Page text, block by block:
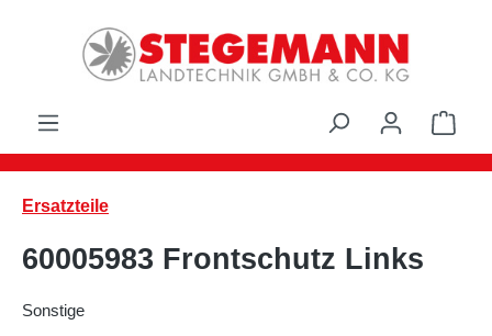
Zum Hauptinhalt springen
Ersatzteile
60005983 Frontschutz Links
Sonstige